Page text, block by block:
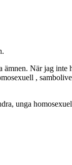
När jag inte
,
unga